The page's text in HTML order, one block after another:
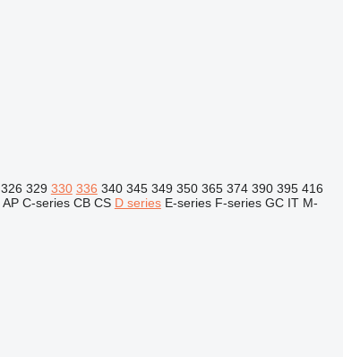
326 329 330 336 340 345 349 350 365 374 390 395 416
AP C-series CB CS D series E-series F-series GC IT M-